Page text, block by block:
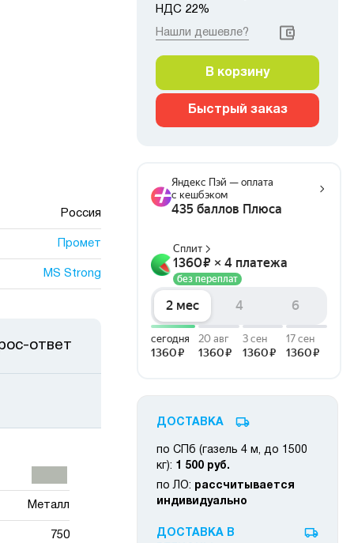
Россия
Промет
MS Strong
Металл
750
ответ
НДС 22%
Нашли дешевле?
В корзину
Быстрый заказ
ДОСТАВКА
по СПб (газель 4 м, до 1500
кг): 1 500 руб.
по ЛО: рассчитывается
индивидуально
ДОСТАВКА В